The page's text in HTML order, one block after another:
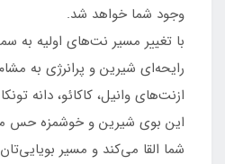
وجود شما خواهد شد.
با تغییر مسیر نت‌های اولیه به
رایحه‌ای شیرین و پرانرژی به
ازنت‌های وانیل، کاکائو، دانه
این بوی شیرین و خوشمزه حس
شما القا می‌کند و مسیر بویایی‌تان